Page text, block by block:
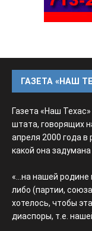
ГАЗЕТА «НАШ
Газета «Наш
штата, говорящих
апреля 2000 года в
какой она
«...на нашей родине
либо (партии,
хотелось, чтобы
диаспоры, т.е.